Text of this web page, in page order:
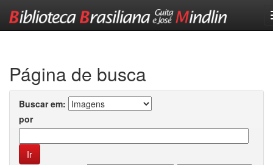
Página de busca
Buscar em:
por